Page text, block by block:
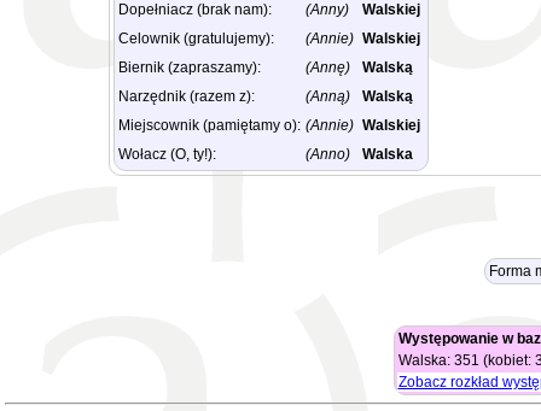
Dopełniacz (brak nam):
(Anny)
Walskiej
Celownik (gratulujemy):
(Annie) Walskiej
Biernik (zapraszamy):
(Annę)
Walską
Narzędnik (razem z):
(Anną)
Walską
Miejscownik (pamiętamy o): (Annie) Walskiej
Wołacz (O, ty!):
(Anno) Walska
Forma
Występowanie w
Walska: 351 (kobiet:
Zobacz rozkład